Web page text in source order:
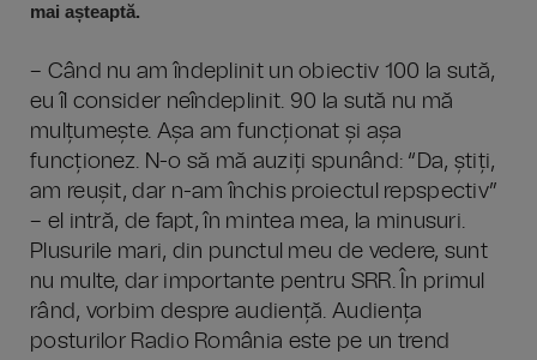
mai așteaptă.
– Când nu am îndeplinit un obiectiv 100 la sută,
eu îl consider neîndeplinit. 90 la sută nu mă
mulțumește. Așa am funcționat și așa
funcționez. N-o să mă auziți spunând: “Da, știți,
am reușit, dar n-am închis proiectul repspectiv”
– el intră, de fapt, în mintea mea, la minusuri.
Plusurile mari, din punctul meu de vedere, sunt
nu multe, dar importante pentru SRR. În primul
rând, vorbim despre audiență. Audiența
posturilor Radio România este pe un trend